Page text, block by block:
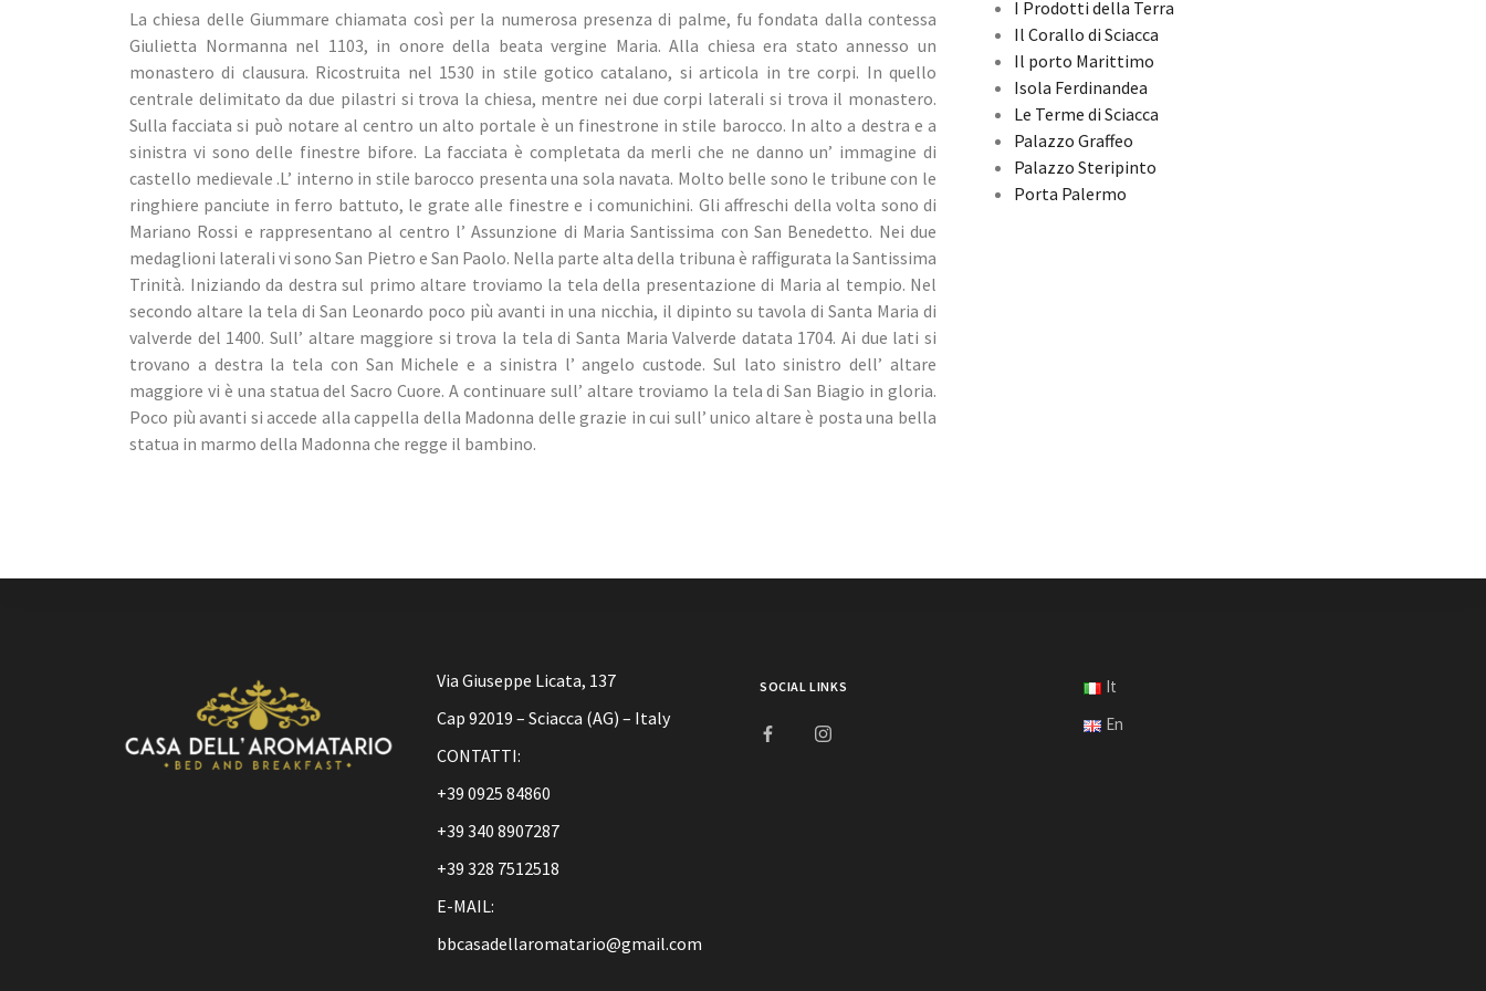
La chiesa delle Giummare chiamata così per la numerosa presenza di palme, fu fondata dalla contessa
Giulietta Normanna nel 1103, in onore della beata vergine Maria. Alla chiesa era stato annesso un
monastero di clausura. Ricostruita nel 1530 in stile gotico catalano, si articola in tre corpi. In quello
centrale delimitato da due pilastri si trova la chiesa, mentre nei due corpi laterali si trova il monastero.
Sulla facciata si può notare al centro un alto portale è un finestrone in stile barocco. In alto a destra e a
sinistra vi sono delle finestre bifore. La facciata è completata da merli che ne danno un’ immagine di
castello medievale .L’ interno in stile barocco presenta una sola navata. Molto belle sono le tribune con le
ringhiere panciute in ferro battuto, le grate alle finestre e i comunichini. Gli affreschi della volta sono di
Mariano Rossi e rappresentano al centro l’ Assunzione di Maria Santissima con San Benedetto. Nei due
medaglioni laterali vi sono San Pietro e San Paolo. Nella parte alta della tribuna è raffigurata la Santissima
Trinità. Iniziando da destra sul primo altare troviamo la tela della presentazione di Maria al tempio. Nel
secondo altare la tela di San Leonardo poco più avanti in una nicchia, il dipinto su tavola di Santa Maria di
valverde del 1400. Sull’ altare maggiore si trova la tela di Santa Maria Valverde datata 1704. Ai due lati si
trovano a destra la tela con San Michele e a sinistra l’ angelo custode. Sul lato sinistro dell’ altare
maggiore vi è una statua del Sacro Cuore. A continuare sull’ altare troviamo la tela di San Biagio in gloria.
Poco più avanti si accede alla cappella della Madonna delle grazie in cui sull’ unico altare è posta una bella
statua in marmo della Madonna che regge il bambino.
I Prodotti della Terra
Il Corallo di Sciacca
Il porto Marittimo
Isola Ferdinandea
Le Terme di Sciacca
Palazzo Graffeo
Palazzo Steripinto
Porta Palermo
Via Giuseppe Licata, 137
Cap 92019 – Sciacca (AG) – Italy
CONTATTI:
+39 0925 84860
+39 340 8907287
+39 328 7512518
E-MAIL:
bbcasadellaromatario@gmail.com
SOCIAL LINKS
It
En